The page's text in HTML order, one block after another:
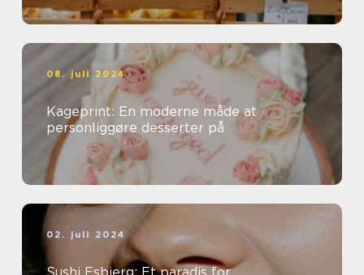
08. juli 2024
Kageprint: En moderne måde at
personliggøre desserter på
02. juli 2024